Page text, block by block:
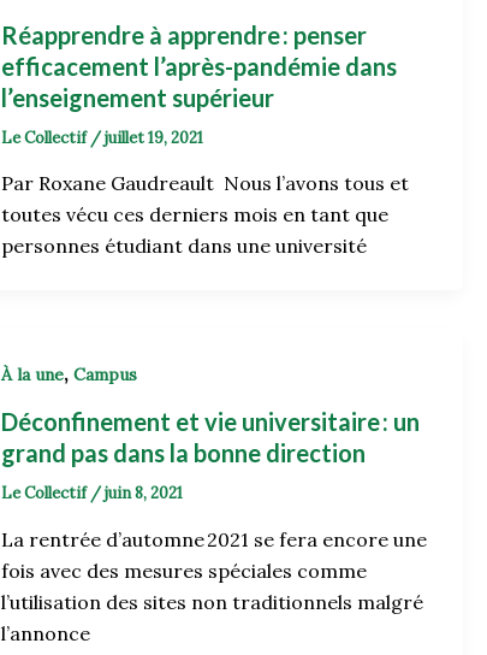
Réapprendre à apprendre : penser
efficacement l’après-pandémie dans
l’enseignement supérieur
Le Collectif /juillet 19, 2021
Par Roxane Gaudreault Nous l’avons tous et
toutes vécu ces derniers mois en tant que
personnes étudiant dans une université
À la une, Campus
Déconfinement et vie universitaire : un
grand pas dans la bonne direction
Le Collectif /juin 8, 2021
La rentrée d’automne 2021 se fera encore une
fois avec des mesures spéciales comme
l’utilisation des sites non traditionnels malgré
l’annonce